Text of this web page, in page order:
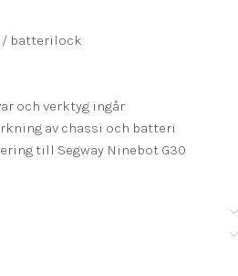
/ batterilock
och verktyg ingår
av chassi och batteri
till Segway Ninebot G30